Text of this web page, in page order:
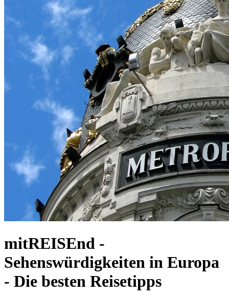
mitREISEnd -
Sehenswürdigkeiten in Europa
- Die besten Reisetipps